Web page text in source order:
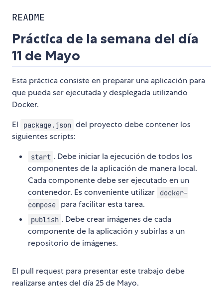
README
Práctica de la semana del día
11 de Mayo
Esta práctica consiste en preparar una aplicación para
que pueda ser ejecutada y desplegada utilizando
Docker.
El
package.json del proyecto debe contener los
siguientes scripts:
start . Debe iniciar la ejecución de todos los
componentes de la aplicación de manera local.
Cada componente debe ser ejecutado en un
contenedor. Es conveniente utilizar
docker-
compose
para facilitar esta tarea.
publish . Debe crear imágenes de cada
componente de la aplicación y subirlas a un
repositorio de imágenes.
El pull request para presentar este trabajo debe
realizarse antes del día 25 de Mayo.